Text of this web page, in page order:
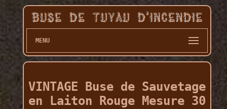
MENU
VINTAGE Buse de Sauvetage
en Laiton Rouge Mesure 30